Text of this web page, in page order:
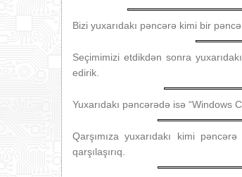
Bizi yuxarıdakı pəncərə kimi bir
Seçimimizi etdikdən sonra
edirik.
Yuxarıdakı pəncərədə isə “Windows
Qarşımıza yuxarıdakı kimi
qarşılaşırıq.